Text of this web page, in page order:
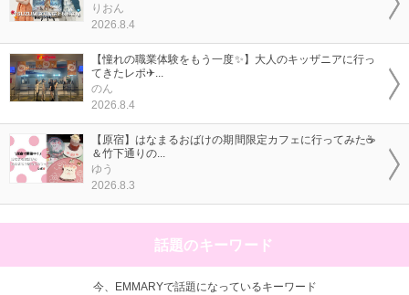
りおん
2026.8.4
【憧れの職業体験をもう一度✨】大人のキッザニアに行っ
てきたレポ✈...
のん
2026.8.4
【原宿】はなまるおばけの期間限定カフェに行ってみた☕
＆竹下通りの...
ゆう
2026.8.3
話題のキーワード
今、EMMARYで話題になっているキーワード